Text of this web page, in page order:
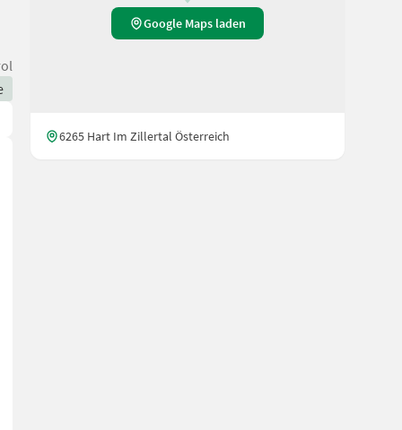
Google Maps laden
6265 Hart Im Zillertal Österreich